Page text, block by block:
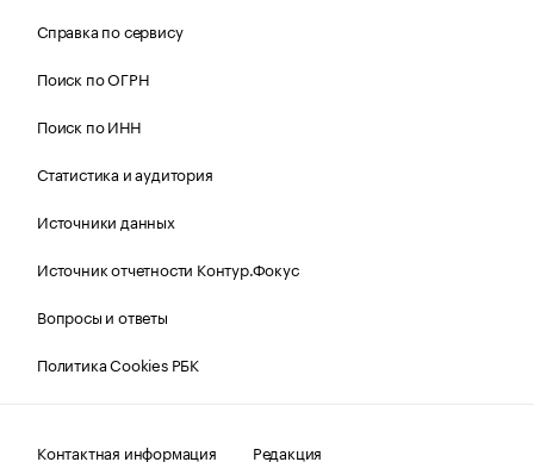
Справка по сервису
Поиск по ОГРН
Поиск по ИНН
Статистика и аудитория
Источники данных
Источник отчетности Контур.Фокус
Вопросы и ответы
Политика Cookies РБК
Контактная информация Редакция